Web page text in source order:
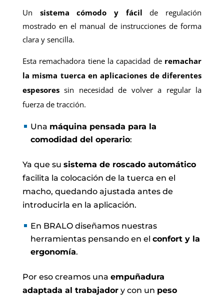
Un sistema cómodo y fácil de regulación
mostrado en el manual de instrucciones de forma
clara y sencilla.
Esta remachadora tiene la capacidad de remachar
la misma tuerca en aplicaciones de diferentes
espesoressin necesidad de volver a regular la
fuerza de tracción.
Una máquina pensada para la
comodidad del operario:
Ya que su sistema de roscado automático
facilita la colocación de la tuerca en el
macho, quedando ajustada antes de
introducirla en la aplicación.
En BRALO diseñamos nuestras
herramientas pensando en el confort y la
ergonomía.
Por eso creamos una empuñadura
adaptada al trabajadory con un peso